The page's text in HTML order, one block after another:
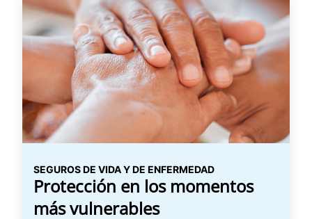
SEGUROS DE VIDA Y DE ENFERMEDAD
Protección en los momentos
más vulnerables